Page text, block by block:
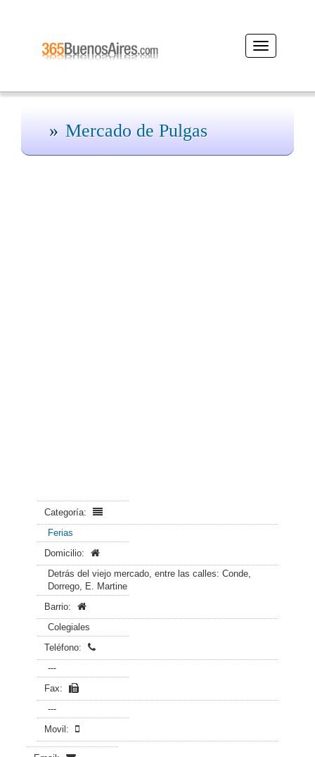
Desplegar
navegación
Mercado de Pulgas
Categoría:
Ferias
Domicilio:
Detrás del viejo mercado, entre las calles: Conde,
Dorrego, E. Martine
Barrio:
Colegiales
Teléfono:
---
Fax:
---
Movil: